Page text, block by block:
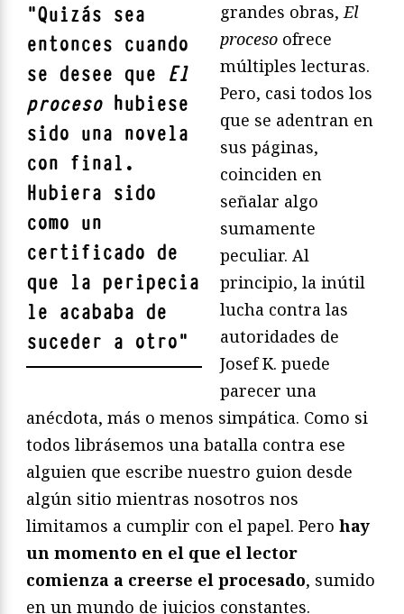
"Quizás sea
entonces cuando
se desee que El
proceso hubiese
sido una novela
con final.
Hubiera sido
como un
certificado de
que la peripecia
le acababa de
suceder a otro"
grandes obras,El
proceso ofrece
múltiples lecturas.
Pero, casi todos los
que se adentran en
sus páginas,
coinciden en
señalar algo
sumamente
peculiar. Al
principio, la inútil
lucha contra las
autoridades de
Josef K. puede
parecer una
anécdota, más o menos simpática. Como si
todos librásemos una batalla contra ese
alguien que escribe nuestro guion desde
algún sitio mientras nosotros nos
limitamos a cumplir con el papel. Pero hay
un momento en el que el lector
comienza a creerse el procesado, sumido
en un mundo de juicios constantes.